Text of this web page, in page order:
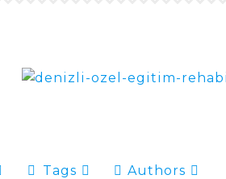
Tags Authors